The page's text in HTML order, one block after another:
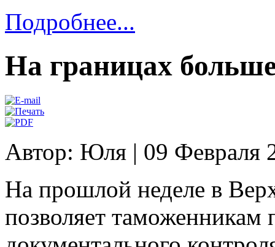
Подробнее...
На границах
Автор: Юля | 09 Февраля
На прошлой неделе в
позволяет таможенникам